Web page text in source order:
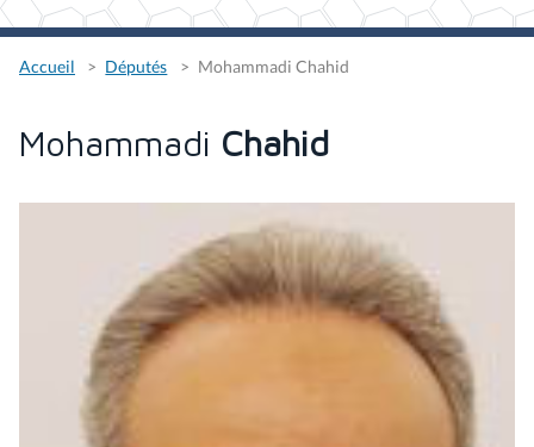
Accueil Députés Mohammadi Chahid
Mohammadi Chahid